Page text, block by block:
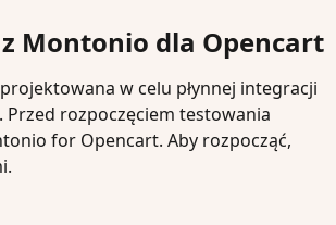
Montonio dla Opencart
w celu płynnej integracji
rozpoczęciem testowania
for Opencart. Aby rozpocząć,